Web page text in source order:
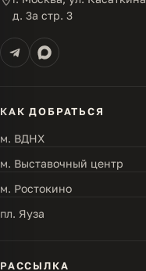
д. 3а стр. 3
КАК ДОБРАТЬСЯ
м. ВДНХ
м. Выставочный центр
м. Ростокино
пл. Яуза
РАССЫЛКА